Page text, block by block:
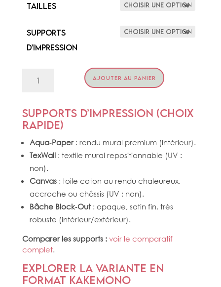
Tailles
Supports
d'impression
VOYAGEUR
AJOUTER AU PANIER
Supports d’impression (choix
rapide)
Aqua‑Paper: rendu mural premium (intérieur).
TexWall: textile mural repositionnable (UV :
non).
Canvas: toile coton au rendu chaleureux,
accroche ou châssis (UV : non).
Bâche Block‑Out: opaque, satin fin, très
robuste (intérieur/extérieur).
Comparer les supports : voir le comparatif
complet.
Explorer la variante en
format kakemono